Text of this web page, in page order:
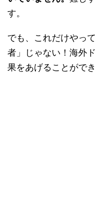
す。
でも、これだけやっ
者」じゃない！海外
果をあげることができ